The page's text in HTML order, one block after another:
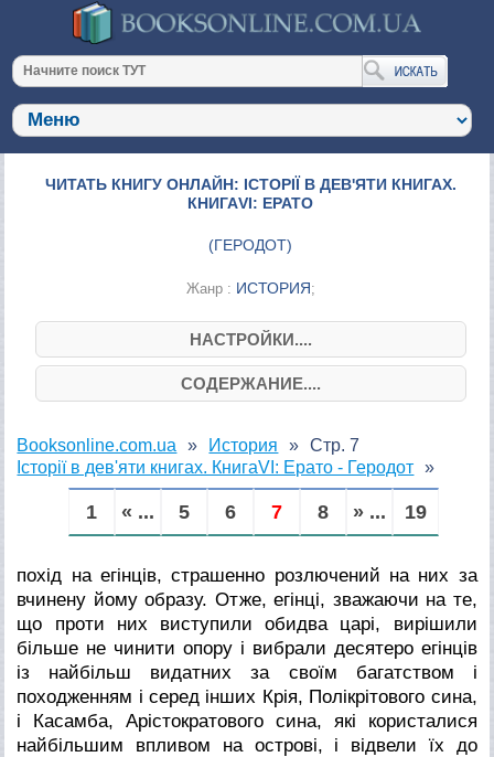
ЧИТАТЬ КНИГУ ОНЛАЙН: ІСТОРІЇ В ДЕВ'ЯТИ КНИГАХ.
КНИГАVI: ЕРАТО
(ГЕРОДОТ)
Жанр : ИСТОРИЯ;
НАСТРОЙКИ....
СОДЕРЖАНИЕ....
Booksonline.com.ua
История
Історії в дев'яти книгах. КнигаVI: Ерато - Геродот
Стр. 7
1 « ... 5 6 7 8 » ... 19
похід на егінців, страшенно розлючений на них за
вчинену йому образу. Отже, егінці, зважаючи на те,
що проти них виступили обидва царі, вирішили
більше не чинити опору і вибрали десятеро егінців
із найбільш видатних за своїм багатством і
походженням і серед інших Крія, Полікрітового сина,
і Касамба, Арістократового сина, які користалися
найбільшим впливом на острові, і відвели їх до